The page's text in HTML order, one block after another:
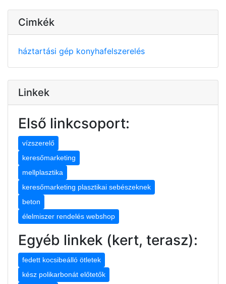
Cimkék
háztartási gép konyhafelszerelés
Linkek
Első linkcsoport:
vízszerelő
keresőmarketing
mellplasztika
keresőmarketing plasztikai sebészeknek
beton
élelmiszer rendelés webshop
Egyéb linkek (kert, terasz):
fedett kocsibeálló ötletek
kész polikarbonát előtetők